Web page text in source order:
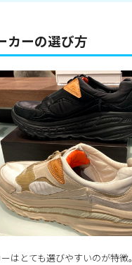
カーの選び方
はとても選びやすいのが特徴。